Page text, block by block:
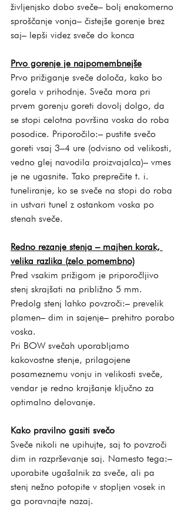
življenjsko dobo sveče– bolj enakomerno
sproščanje vonja– čistejše gorenje brez
saj– lepši videz sveče do konca
Prvo gorenje je najpomembnejše
Prvo prižiganje sveče določa, kako bo
gorela v prihodnje. Sveča mora pri
prvem gorenju goreti dovolj dolgo, da
se stopi celotna površina voska do roba
posodice. Priporočilo:– pustite svečo
goreti vsaj 3–4 ure (odvisno od velikosti,
vedno glej navodila proizvajalca)– vmes
je ne ugasnite. Tako preprečite t. i.
tuneliranje, ko se sveče na stopi do roba
in ustvari tunel z ostankom voska po
stenah sveče.
Redno rezanje stenja – majhen korak,
velika razlika (zelo pomembno)
Pred vsakim prižigom je priporočljivo
stenj skrajšati na približno 5 mm.
Predolg stenj lahko povzroči:– prevelik
plamen– dim in sajenje– prehitro porabo
voska.
Pri BOW svečah uporabljamo
kakovostne stenje, prilagojene
posameznemu vonju in velikosti sveče,
vendar je redno krajšanje ključno za
optimalno delovanje.
Kako pravilno gasiti svečo
Sveče nikoli ne upihujte, saj to povzroči
dim in razprševanje saj. Namesto tega:–
uporabite ugašalnik za sveče, ali pa
stenj nežno potopite v stopljen vosek in
ga poravnajte nazaj.